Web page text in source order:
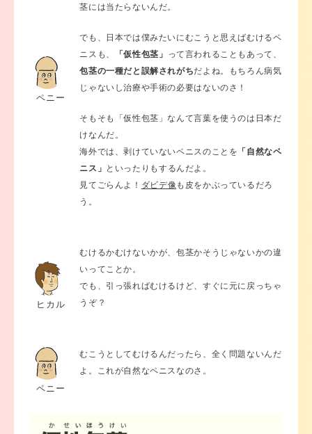
ペニー
茎には当たらないんだ。
でも、日本では僕みたいにむこうと思えばむけるペ
ニスも、
「仮性包茎」 って言われることもあって、
包茎の一種だと誤解されがちだよね。もちろん病気
じゃないし治療や手術の必要はないのさ！
そもそも「仮性包茎」なんて言葉を使うのは日本だ
けなんだ。
海外では、剥けていないペニスのことを 「自然なペ
ニス」 といったりもするんだよ。
見てごらんよ！ ダビデ像も皮をかぶっているだろ
う。
ヒカル
むけるかむけないかが、包茎かそうじゃないかの違
いってことか。
でも、引っ張ればむけるけど、すぐに元に戻っちゃ
うぞ？
ペニー
むこうとしてむけるんだったら、全く問題ないんだ
よ。これが自然なペニスなのさ。